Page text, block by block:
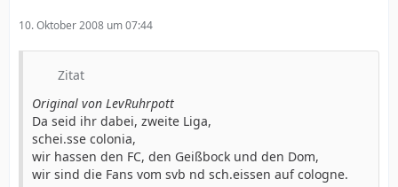
10. Oktober 2008 um 07:44
Zitat
Original von LevRuhrpott
Da seid ihr dabei, zweite Liga,
schei.sse colonia,
wir hassen den FC, den Geißbock und den Dom,
wir sind die Fans vom svb nd sch.eissen auf cologne.